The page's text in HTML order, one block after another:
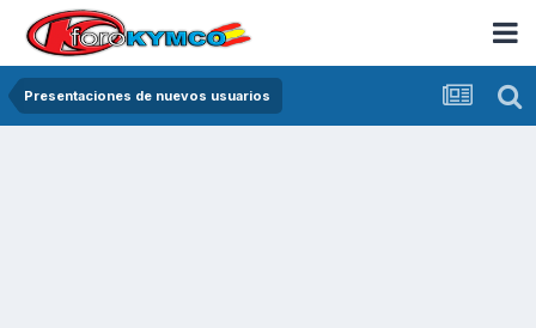
Presentaciones de nuevos usuarios